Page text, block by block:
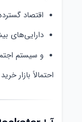
اقتصاد
دارایی‌های
و سیستم
احتمالاً بازار